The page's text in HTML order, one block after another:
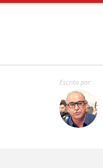
Escrito por: